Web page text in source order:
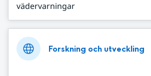
vädervarningar
Forskning och utveckling